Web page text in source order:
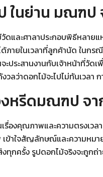
ในย่าน มณฑป
ละศาลาประกอบพิธีหลายแ
ายในเวลาที่ลูกค้านัด ในก
ระสานงานกับเจ้าหน้าที่วัด
วลว่าดอกไม้จะไปไม่ทันเว
หรีดมณฑป จา
รื่องคุณภาพและความตรงเ
ข้าใจสัญลักษณ์และความหม
กครั้ง รูปดอกไม้จริงจะถูก